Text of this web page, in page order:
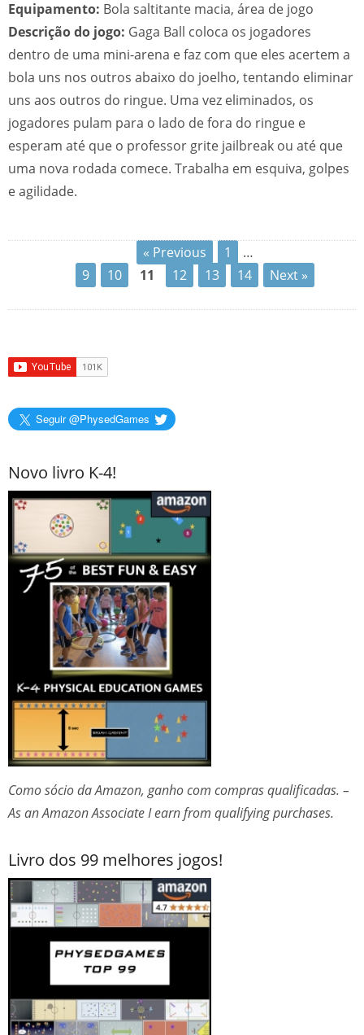
Equipamento: Bola saltitante macia, área de jogo
Descrição do jogo: Gaga Ball coloca os jogadores
dentro de uma mini-arena e faz com que eles acertem a
bola uns nos outros abaixo do joelho, tentando eliminar
uns aos outros do ringue. Uma vez eliminados, os
jogadores pulam para o lado de fora do ringue e
esperam até que o professor grite jailbreak ou até que
uma nova rodada comece. Trabalha em esquiva, golpes
e agilidade.
« Previous 1
…
9
10 11 12 13 14 Next »
Seguir @PhysedGames
Novo livro K-4!
Como sócio da Amazon, ganho com compras qualificadas. –
As an Amazon Associate I earn from qualifying purchases.
Livro dos 99 melhores jogos!